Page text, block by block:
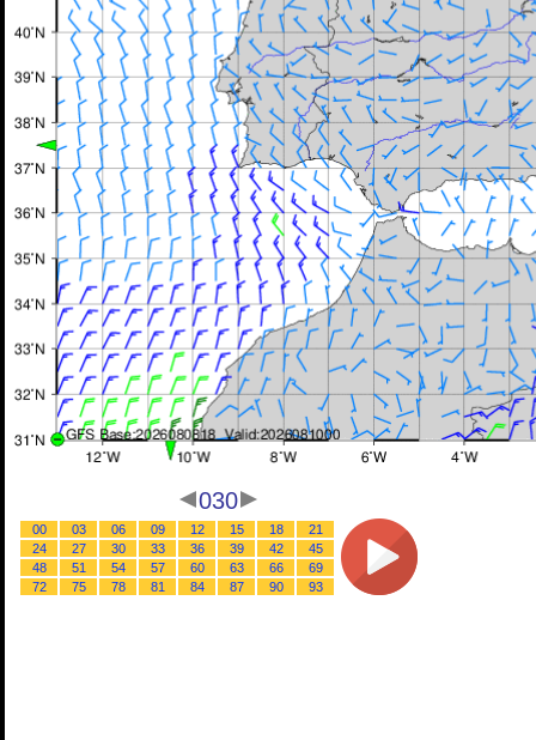
030
00 03 06 09 12 15 18
21
24
27 30 33 36 39 42
45
48
51 54 57 60 63 66
69
72
75 78 81 84 87 90 93